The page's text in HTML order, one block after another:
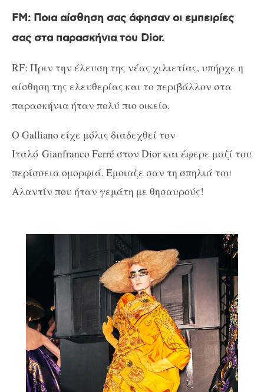
FM: Ποια αίσθηση σας άφησαν οι εμπειρίες
σας στα παρασκήνια του Dior.
RF: Πριν την έλευση της νέας χιλιετίας, υπήρχε η
αίσθηση της ελευθερίας και το περιβάλλον στα
παρασκήνια ήταν πολύ πιο οικείο.
O Galliano είχε μόλις διαδεχθεί τον
Ιταλό Gianfranco Ferré στον Dior και έφερε μαζί του
περίσσεια ομορφιά. Έμοιαζε σαν τη σπηλιά του
Αλαντίν που ήταν γεμάτη με θησαυρούς!